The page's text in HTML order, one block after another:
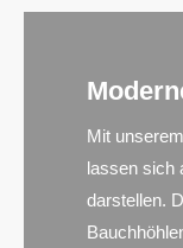
Mit
lassen sich
darstellen.